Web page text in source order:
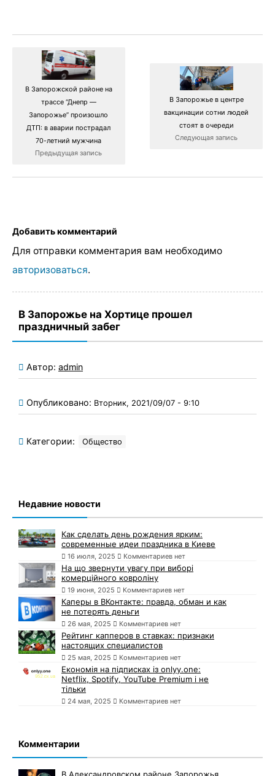
В Запорожской районе на
трассе “Днепр —
Запорожье” произошло
ДТП: в аварии пострадал
70-летний мужчина
Предыдущая запись
В Запорожье в центре
вакцинации сотни людей
стоят в очереди
Следующая запись
Добавить комментарий
Для отправки комментария вам необходимо
авторизоваться.
В Запорожье на Хортице прошел
праздничный забег
Автор: admin
Опубликовано: Вторник, 2021/09/07 - 9:10
Категории: Общество
Недавние новости
Как сделать день рождения ярким:
современные идеи праздника в Киеве
16 июля, 2025 Комментариев нет
На що звернути увагу при виборі
комерційного ковроліну
19 июня, 2025 Комментариев нет
Каперы в ВКонтакте: правда, обман и как
не потерять деньги
26 мая, 2025 Комментариев нет
Рейтинг капперов в ставках: признаки
настоящих специалистов
25 мая, 2025 Комментариев нет
Економія на підписках із onlyy.one:
Netflix, Spotify, YouTube Premium і не
тільки
24 мая, 2025 Комментариев нет
Комментарии